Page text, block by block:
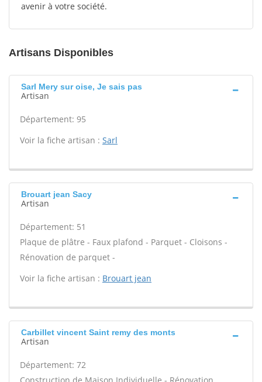
avenir à votre société.
Artisans Disponibles
Sarl Mery sur oise, Je sais pas
Artisan
Département: 95
Voir la fiche artisan : Sarl
Brouart jean Sacy
Artisan
Département: 51
Plaque de plâtre - Faux plafond - Parquet - Cloisons -
Rénovation de parquet -
Voir la fiche artisan : Brouart jean
Carbillet vincent Saint remy des monts
Artisan
Département: 72